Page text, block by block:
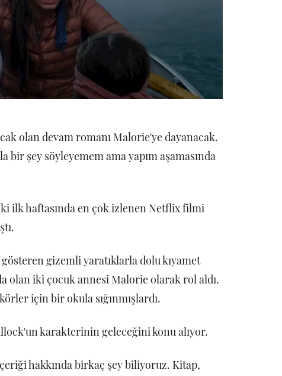
olan devam romanı Malorie'ye dayanacak.
bir şey söyleyemem ama yapım aşamasında
ilk haftasında en çok izlenen Netflix filmi
gizemli yaratıklarla dolu kıyamet
olan iki çocuk annesi Malorie olarak rol aldı.
için bir okula sığınmışlardı.
karakterinin geleceğini konu alıyor.
hakkında birkaç şey biliyoruz. Kitap,